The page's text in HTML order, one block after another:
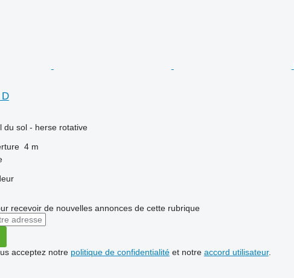
du sol - herse rotative
4 m
recevoir de nouvelles annonces de cette rubrique
acceptez notre politique de confidentialitéet notre accord utilisateur.